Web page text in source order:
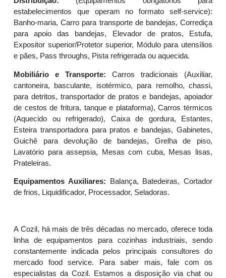
estabelecimentos que operam no formato self-service):
Banho-maria, Carro para transporte de bandejas, Corrediça
para apoio das bandejas, Elevador de pratos, Estufa,
Expositor superior/Protetor superior, Módulo para utensílios
e pães, Pass throughs, Pista refrigerada ou aquecida.
Mobiliário e Transporte: Carros tradicionais (Auxiliar,
cantoneira, basculante, isotérmico, para remolho, chassi,
para detritos, transportador de pratos e bandejas, apoiador
de cestos de fritura, tanque e plataforma), Carros térmicos
(Aquecido ou refrigerado), Caixa de gordura, Estantes,
Esteira transportadora para pratos e bandejas, Gabinetes,
Guichê para devolução de bandejas, Grelha de piso,
Lavatório para assepsia, Mesas com cuba, Mesas lisas,
Prateleiras.
Equipamentos Auxiliares: Balança, Batedeiras, Cortador
de frios, Liquidificador, Processador, Seladoras.
A Cozil, há mais de três décadas no mercado, oferece toda
linha de equipamentos para cozinhas industriais, sendo
constantemente indicada pelos principais consultores do
mercado food service. Para saber mais, fale com os
especialistas da Cozil. Estamos a disposição via chat ou